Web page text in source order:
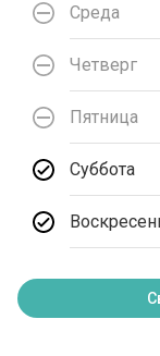
Среда
Четверг
Пятница
Суббота